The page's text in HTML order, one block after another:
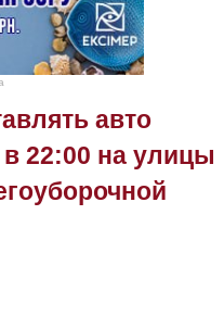
авто
22:00 на улицы